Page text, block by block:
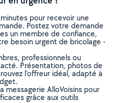
pour recevoir une
Postez votre demande
un membre de confiance,
besoin urgent de bricolage -
professionnels ou
Présentation, photos de
l'offreur idéal, adapté à
messagerie AlloVoisins pour
grâce aux outils